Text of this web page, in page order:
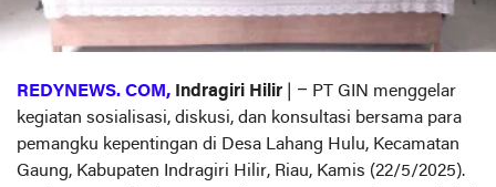
REDYNEWS. COM, Indragiri Hilir | – PT GIN menggelar
kegiatan sosialisasi, diskusi, dan konsultasi bersama para
pemangku kepentingan di Desa Lahang Hulu, Kecamatan
Gaung, Kabupaten Indragiri Hilir, Riau, Kamis (22/5/2025).